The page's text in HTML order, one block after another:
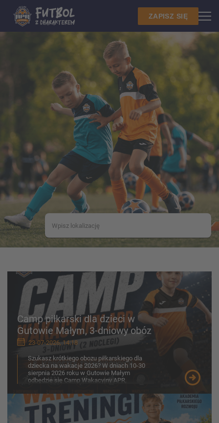
ZAPISZ SIĘ
Camp piłkarski dla dzieci w
Gutowie Małym, 3-dniowy obóz
23-07-2026, 14:18
Szukasz krótkiego obozu piłkarskiego dla
dziecka na wakacje 2026? W dniach 10-30
sierpnia 2026 roku w Gutowie Małym
odbędzie się Camp Wakacyjny APR,